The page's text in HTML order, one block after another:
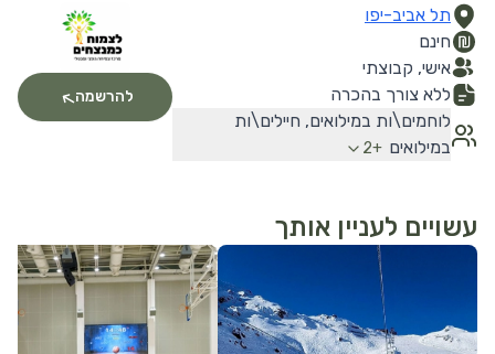
תל אביב-יפו
חינם
אישי, קבוצתי
ללא צורך בהכרה
לוחמים\ות במילואים, חיילים\ות
במילואים +
2
להרשמה
עשויים לעניין אותך
לפרטים נוספים לפרטים נוספים